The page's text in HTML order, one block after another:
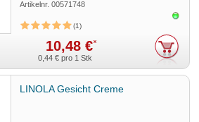
Artikelnr.00571748
1
10,48 €*
0,44 € pro 1 Stk
LINOLA Gesicht Creme